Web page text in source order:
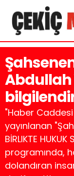
Abdullah
"Haber
yayınlanan
BİRLIKTE
programında,
dolandıran